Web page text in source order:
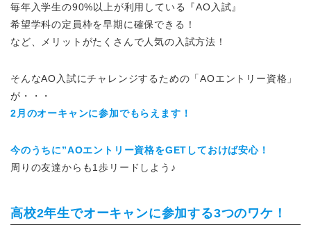
毎年入学生の90%以上が利用している『AO入試』
希望学科の定員枠を早期に確保できる！
など、メリットがたくさんで人気の入試方法！
そんなAO入試にチャレンジするための「AOエントリー資格」
が・・・
2月のオーキャンに参加でもらえます！
今のうちに”AOエントリー資格をGETしておけば安心！
周りの友達からも1歩リードしよう♪
高校2年生でオーキャンに参加する3つのワケ！